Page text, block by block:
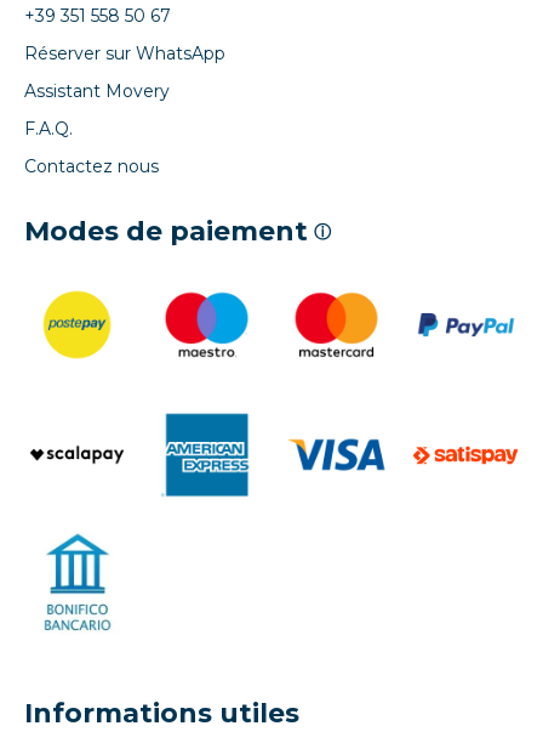
+39 351 558 50 67
Réserver sur WhatsApp
Assistant Movery
F.A.Q.
Contactez nous
Modes de paiement ⓘ
Informations utiles